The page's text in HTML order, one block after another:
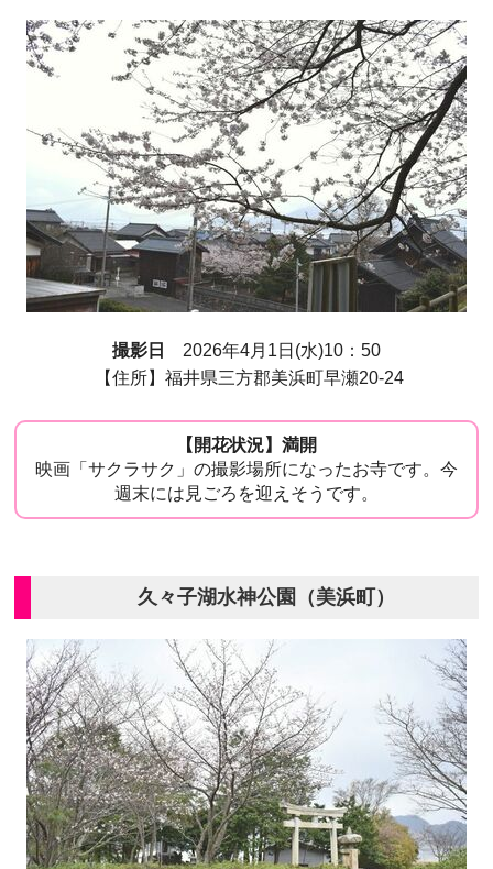
撮影日
2026年4月1日(水)10：50
【住所】福井県三方郡美浜町早瀬20-24
【開花状況】満開
映画「サクラサク」の撮影場所になったお寺です。今
週末には見ごろを迎えそうです。
久々子湖水神公園（美浜町）